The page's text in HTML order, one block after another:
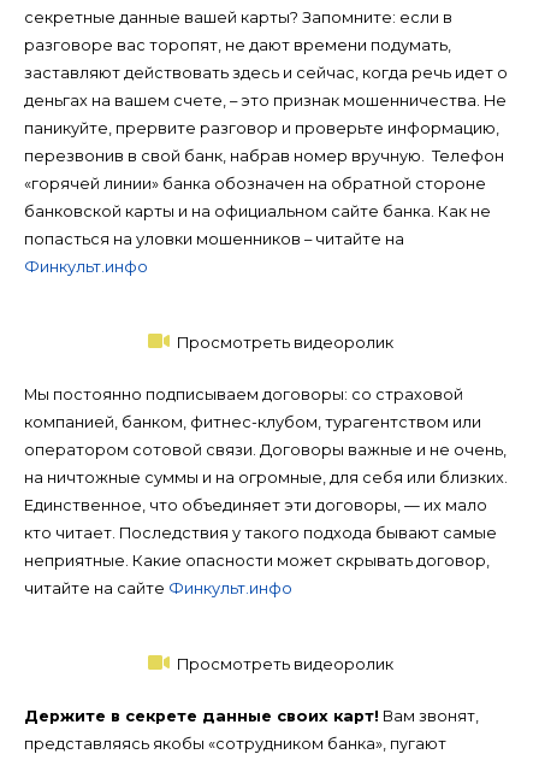
секретные данные вашей карты? Запомните: если в
разговоре вас торопят, не дают времени подумать,
заставляют действовать здесь и сейчас, когда речь идет о
деньгах на вашем счете, – это признак мошенничества. Не
паникуйте, прервите разговор и проверьте информацию,
перезвонив в свой банк, набрав номер вручную. Телефон
«горячей линии» банка обозначен на обратной стороне
банковской карты и на официальном сайте банка. Как не
попасться на уловки мошенников – читайте на
Финкульт.инфо
Просмотреть видеоролик
Мы постоянно подписываем договоры: со страховой
компанией, банком, фитнес-клубом, турагентством или
оператором сотовой связи. Договоры важные и не очень,
на ничтожные суммы и на огромные, для себя или близких.
Единственное, что объединяет эти договоры, — их мало
кто читает. Последствия у такого подхода бывают самые
неприятные. Какие опасности может скрывать договор,
читайте на сайте Финкульт.инфо
Просмотреть видеоролик
Держите в секрете данные своих карт! Вам звонят,
представляясь якобы «сотрудником банка», пугают